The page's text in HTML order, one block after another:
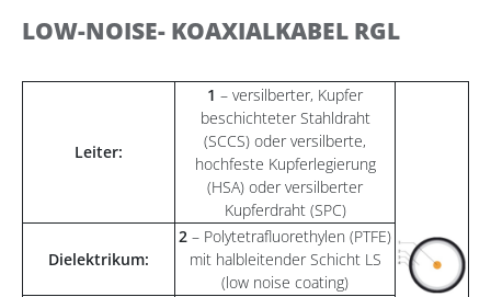
LOW-NOISE- KOAXIALKABEL RGL
Leiter:
1 – versilberter, Kupfer
beschichteter Stahldraht
(SCCS) oder versilberte,
hochfeste Kupferlegierung
(HSA) oder versilberter
Kupferdraht (SPC)
Dielektrikum:
2 – Polytetrafluorethylen (PTFE)
mit halbleitender Schicht LS
(low noise coating)